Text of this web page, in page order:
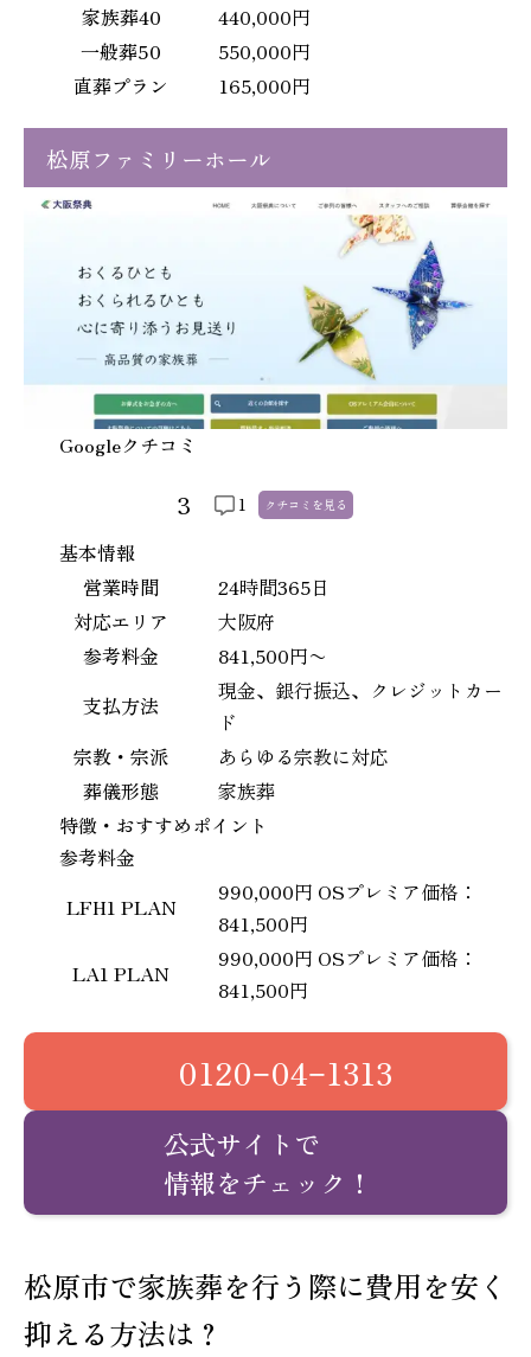
家族葬40
440,000円
一般葬50
550,000円
直葬プラン
165,000円
松原ファミリーホール
Googleクチコミ
3 1 クチコミを 見る
基本情報
営業時間
24時間365日
対応エリア
大阪府
参考料金
841,500円〜
支払方法
現金、銀行振込、クレジットカー
ド
宗教・宗派
あらゆる宗教に対応
葬儀形態
家族葬
特徴・おすすめポイント
参考料金
LFH1 PLAN
990,000円 OSプレミア価格：
841,500円
LA1 PLAN
990,000円 OSプレミア価格：
841,500円
0120−04−1313
公式サイトで
情報をチェック！
松原市で家族葬を行う際に費用を安く
抑える方法は？